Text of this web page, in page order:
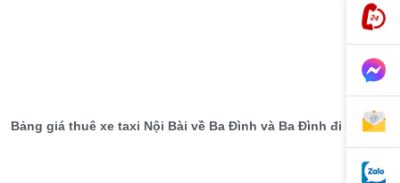
Bảng giá thuê xe taxi Nội Bài về Ba Đình và Ba Đình đi Nội Bài